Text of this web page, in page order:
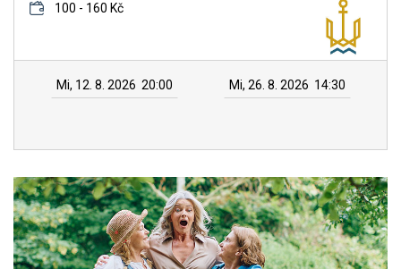
100 - 160 Kč
Mi, 12. 8. 2026 20:00 Mi, 26. 8. 2026 14:30